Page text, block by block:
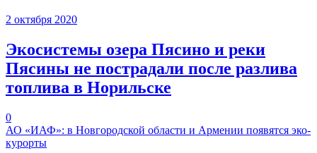
2 октября 2020
Экосистемы озера Пясино и реки
Пясины не пострадали после разлива
топлива в Норильске
0
АО «ИАФ»: в Новгородской области и Армении появятся эко-
курорты